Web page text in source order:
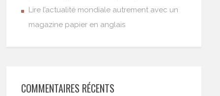
Lire l’actualité mondiale autrement avec un
magazine papier en anglais
COMMENTAIRES RÉCENTS